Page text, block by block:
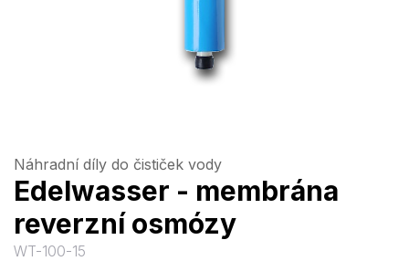
Náhradní díly do čističek vody
Edelwasser - membrána
reverzní osmózy
WT-100-15